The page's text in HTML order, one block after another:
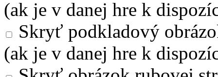
(ak je v danej hre k
Skryť podkladový
(ak je v danej hre k